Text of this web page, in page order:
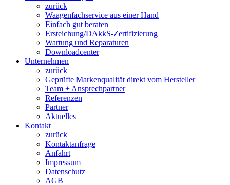
zurück
Waagenfachservice aus einer Hand
Einfach gut beraten
Ersteichung/DAkkS-Zertifizierung
Wartung und Reparaturen
Downloadcenter
Unternehmen
zurück
Geprüfte Markenqualität direkt vom Hersteller
Team + Ansprechpartner
Referenzen
Partner
Aktuelles
Kontakt
zurück
Kontaktanfrage
Anfahrt
Impressum
Datenschutz
AGB